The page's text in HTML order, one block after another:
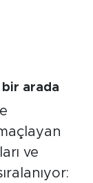
bir arada
ve